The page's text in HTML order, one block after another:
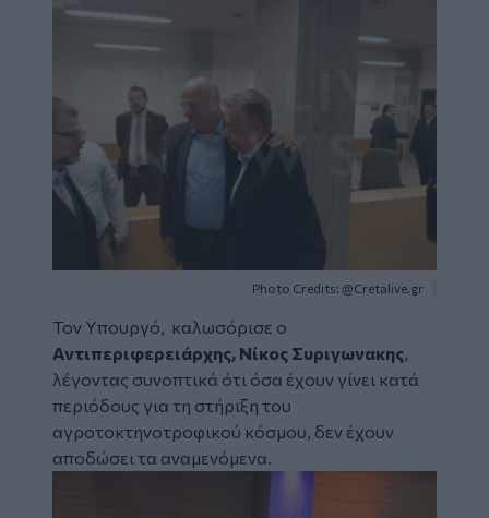
Photo Credits: @Cretalive.gr
Τον Υπουργό, καλωσόρισε ο
Αντιπεριφερειάρχης, Νίκος Συριγωνακης,
λέγοντας συνοπτικά ότι όσα έχουν γίνει κατά
περιόδους για τη στήριξη του
αγροτοκτηνοτροφικού κόσμου, δεν έχουν
αποδώσει τα αναμενόμενα.